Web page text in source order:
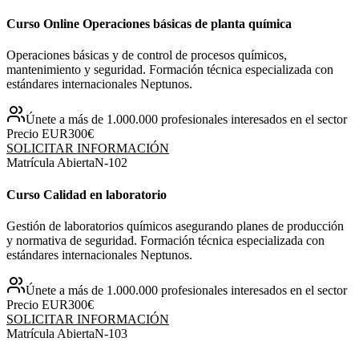
Curso Online Operaciones básicas de planta química
Operaciones básicas y de control de procesos químicos,
mantenimiento y seguridad. Formación técnica especializada con
estándares internacionales Neptunos.
Únete a más de 1.000.000 profesionales interesados en el sector
Precio EUR300€
SOLICITAR INFORMACIÓN
Matrícula AbiertaN-102
Curso Calidad en laboratorio
Gestión de laboratorios químicos asegurando planes de producción
y normativa de seguridad. Formación técnica especializada con
estándares internacionales Neptunos.
Únete a más de 1.000.000 profesionales interesados en el sector
Precio EUR300€
SOLICITAR INFORMACIÓN
Matrícula AbiertaN-103